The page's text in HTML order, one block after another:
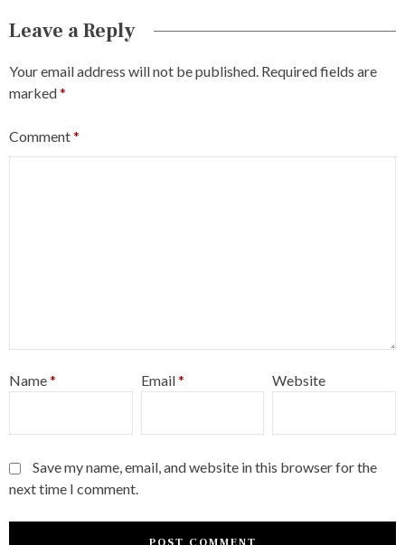
Leave a Reply
Your email address will not be published. Required fields are
marked*
Comment*
Name* Email* Website
Save my name, email, and website in this browser for the
next time I comment.